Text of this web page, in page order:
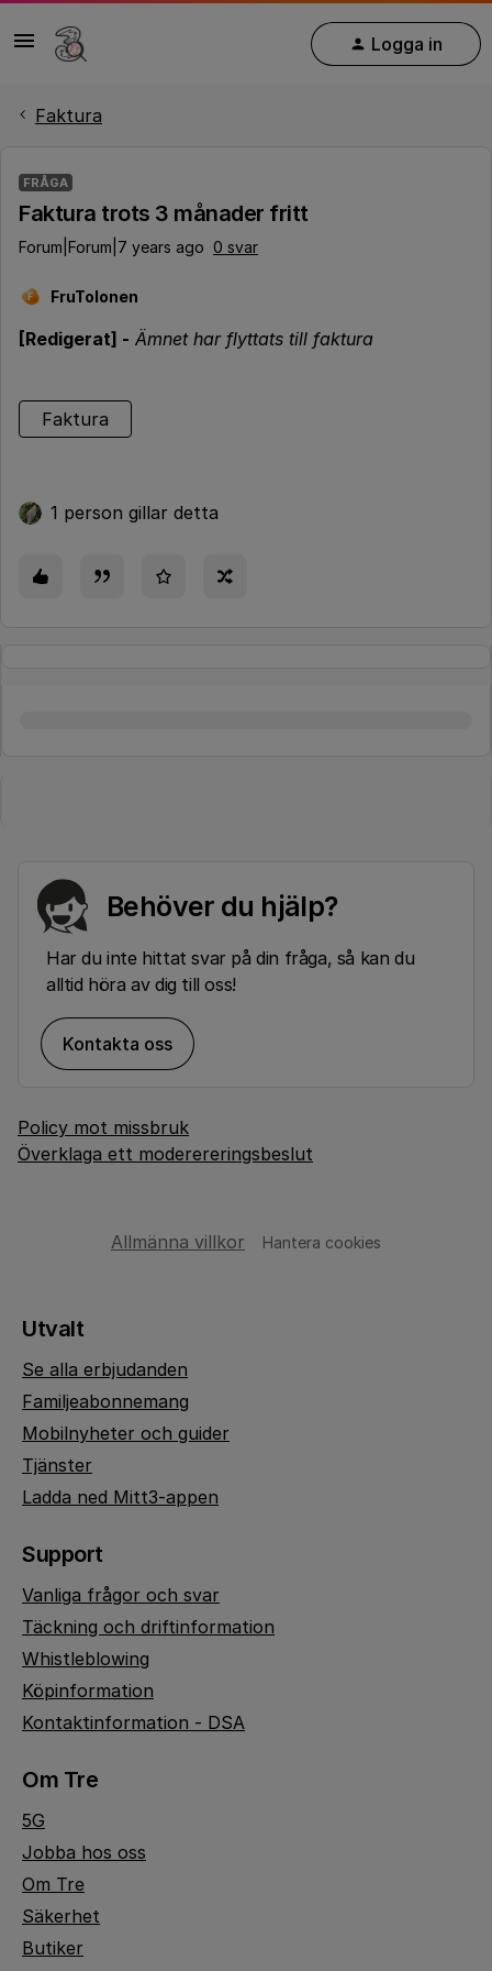
Logga in
Faktura
FRÅGA
Faktura trots 3 månader fritt
Forum|Forum|7 years ago 0 svar
F FruTolonen
[Redigerat] - Ämnet har flyttats till faktura
Faktura
1 person gillar detta
Behöver du hjälp?
Har du inte hittat svar på din fråga, så kan du
alltid höra av dig till oss!
Kontakta oss
Policy mot missbruk
Överklaga ett moderereringsbeslut
Allmänna villkor Hantera cookies
Utvalt
Se alla erbjudanden
Familjeabonnemang
Mobilnyheter och guider
Tjänster
Ladda ned Mitt3-appen
Support
Vanliga frågor och svar
Täckning och driftinformation
Whistleblowing
Köpinformation
Kontaktinformation - DSA
Om Tre
5G
Jobba hos oss
Om Tre
Säkerhet
Butiker